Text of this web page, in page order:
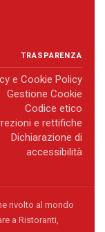
TRASPARENZA
e Cookie Policy
Gestione Cookie
Codice etico
e rettifiche
Dichiarazione di
accessibilità
rivolto al mondo
a Ristoranti,